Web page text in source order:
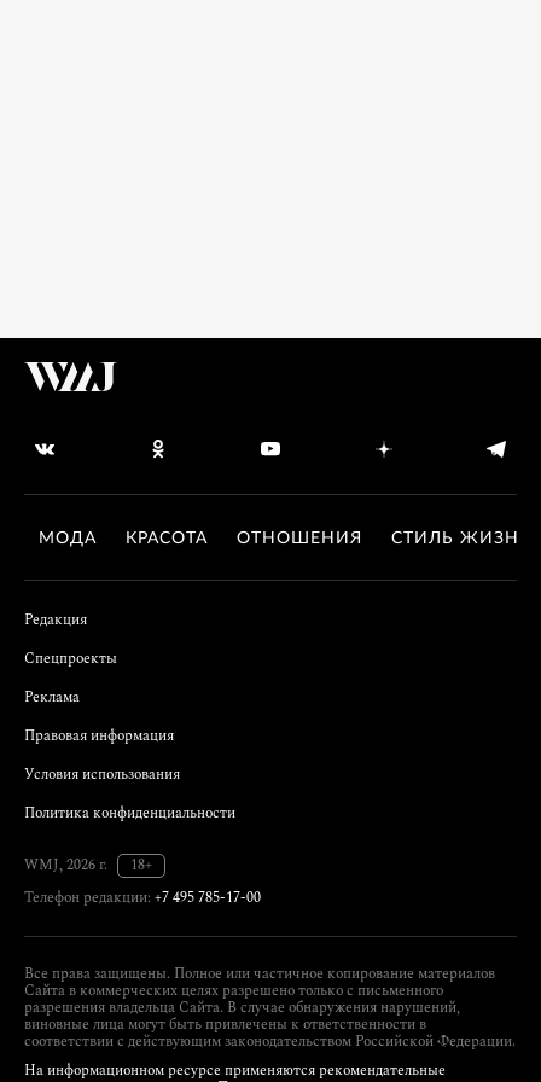
МОДА КРАСОТА ОТНОШЕНИЯ СТИЛЬ ЖИЗНИ
Редакция
Спецпроекты
Реклама
Правовая информация
Условия использования
Политика конфиденциальности
WMJ, 2026 г.
18+
Телефон редакции: +7 495 785-17-00
Все права защищены. Полное или частичное копирование материалов
Сайта в коммерческих целях разрешено только с письменного
разрешения владельца Сайта. В случае обнаружения нарушений,
виновные лица могут быть привлечены к ответственности в
соответствии с действующим законодательством Российской Федерации.
На информационном ресурсе применяются рекомендательные